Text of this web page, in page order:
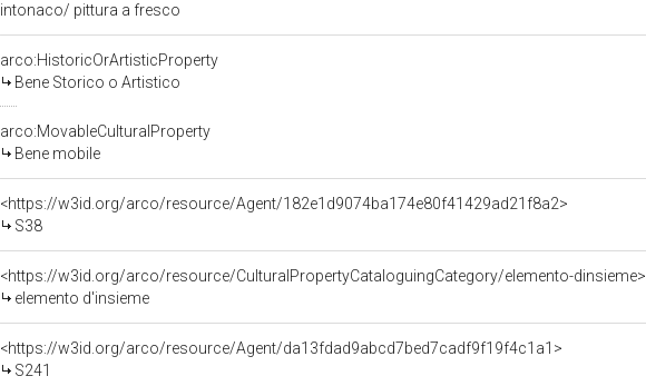
intonaco/ pittura a fresco
arco:HistoricOrArtisticProperty
Bene Storico o Artistico
arco:MovableCulturalProperty
Bene mobile
<https://w3id.org/arco/resource/Agent/182e1d9074ba174e80f41429ad21f8a2>
S38
<https://w3id.org/arco/resource/CulturalPropertyCataloguingCategory/elemento-dinsieme>
elemento d'insieme
<https://w3id.org/arco/resource/Agent/da13fdad9abcd7bed7cadf9f19f4c1a1>
S241